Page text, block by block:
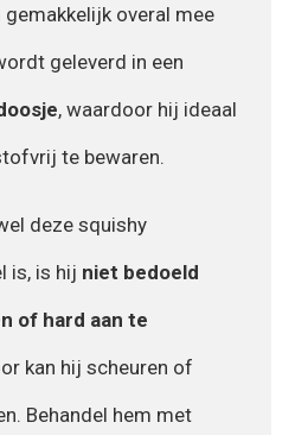
gemakkelijk overal mee
geleverd in een
, waardoor hij ideaal
te bewaren.
deze squishy
is, is hij niet bedoeld
of hard aan te
kan hij scheuren of
Behandel hem met